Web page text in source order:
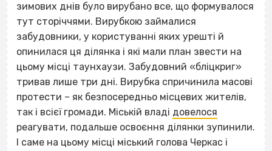
зимових днів було вирубано все, що формувалося
тут сторіччями. Вирубкою займалися
забудовники, у користуванні яких урешті й
опинилася ця ділянка і які мали план звести на
цьому місці таунхаузи. Забудовний «бліцкриг»
тривав лише три дні. Вирубка спричинила масові
протести – як безпосередньо місцевих жителів,
так і всієї громади. Міській владі довелося
реагувати, подальше освоєння ділянки зупинили.
І саме на цьому місці міський голова Черкас і